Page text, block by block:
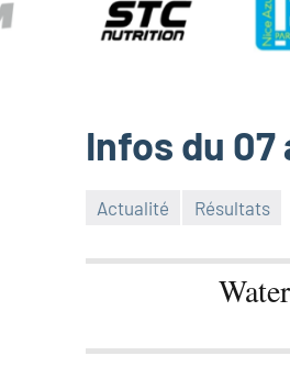
Infos du 07
Actualité Résultats